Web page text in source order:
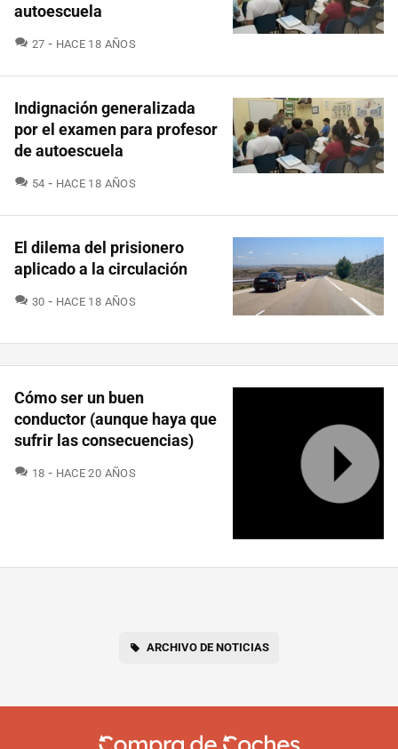
autoescuela
27 COMENTARIOS
HACE 18 AÑOS
Indignación generalizada
por el examen para profesor
de autoescuela
54 COMENTARIOS
HACE 18 AÑOS
El dilema del prisionero
aplicado a la circulación
30 COMENTARIOS
HACE 18 AÑOS
Cómo ser un buen
conductor (aunque haya que
sufrir las consecuencias)
18 COMENTARIOS
HACE 20 AÑOS
ARCHIVO DE NOTICIAS